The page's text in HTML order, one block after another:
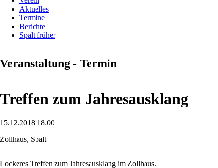
Aktuelles
Termine
Berichte
Spalt früher
Veranstaltung - Termin
Treffen zum Jahresausklang
15.12.2018 18:00
Zollhaus, Spalt
Lockeres Treffen zum Jahresausklang im Zollhaus.